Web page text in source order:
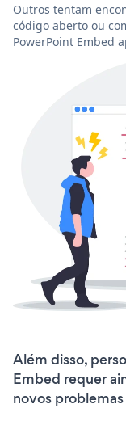
Outros tentam
código aberto ou
PowerPoint Embed
Além disso,
Embed requer
novos